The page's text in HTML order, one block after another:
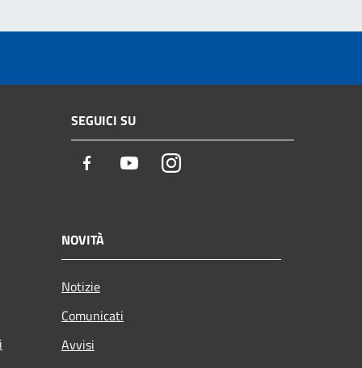
SEGUICI SU
Facebook YoutubeInstagram
NOVITÀ
Notizie
Comunicati
Avvisi